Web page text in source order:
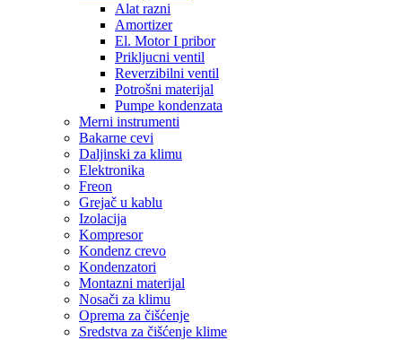
Alat razni
Amortizer
El. Motor I pribor
Prikljucni ventil
Reverzibilni ventil
Potrošni materijal
Pumpe kondenzata
Merni instrumenti
Bakarne cevi
Daljinski za klimu
Elektronika
Freon
Grejač u kablu
Izolacija
Kompresor
Kondenz crevo
Kondenzatori
Montazni materijal
Nosači za klimu
Oprema za čišćenje
Sredstva za čišćenje klime